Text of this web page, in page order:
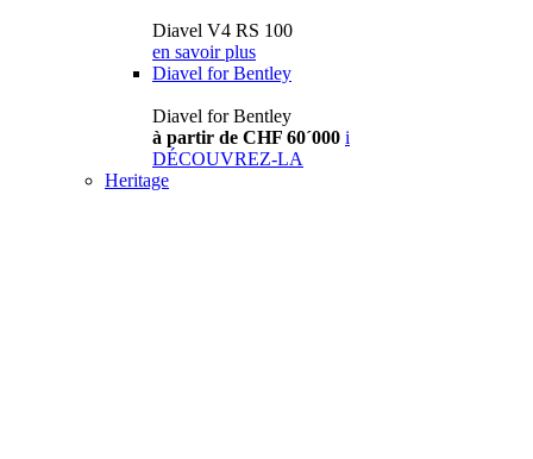
Diavel V4 RS 100
en savoir plus
Diavel for Bentley
Diavel for Bentley
à partir de CHF 60´000 i
DÉCOUVREZ-LA
Heritage